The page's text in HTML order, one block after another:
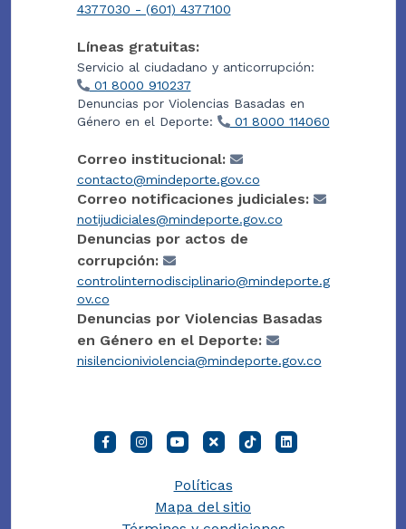
4377030 - (601) 4377100
Líneas gratuitas:
Servicio al ciudadano y anticorrupción:
01 8000 910237
Denuncias por Violencias Basadas en
Género en el Deporte:
01 8000 114060
Correo institucional:
contacto@mindeporte.gov.co
Correo notificaciones judiciales:
notijudiciales@mindeporte.gov.co
Denuncias por actos de
corrupción:
controlinternodisciplinario@mindeporte.g
ov.co
Denuncias por Violencias Basadas
en Género en el Deporte:
nisilencioniviolencia@mindeporte.gov.co
Políticas
Mapa del sitio